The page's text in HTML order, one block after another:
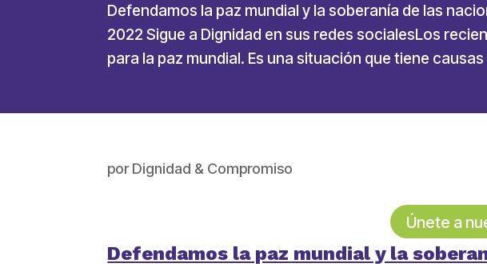
Defendamos la paz mundial y la soberanía de las
2022 Sigue a Dignidad en sus redes socialesLos
para la paz mundial. Es una situación que tiene
porDignidad & Compromiso
Únete a
Defendamos la paz mundial y la